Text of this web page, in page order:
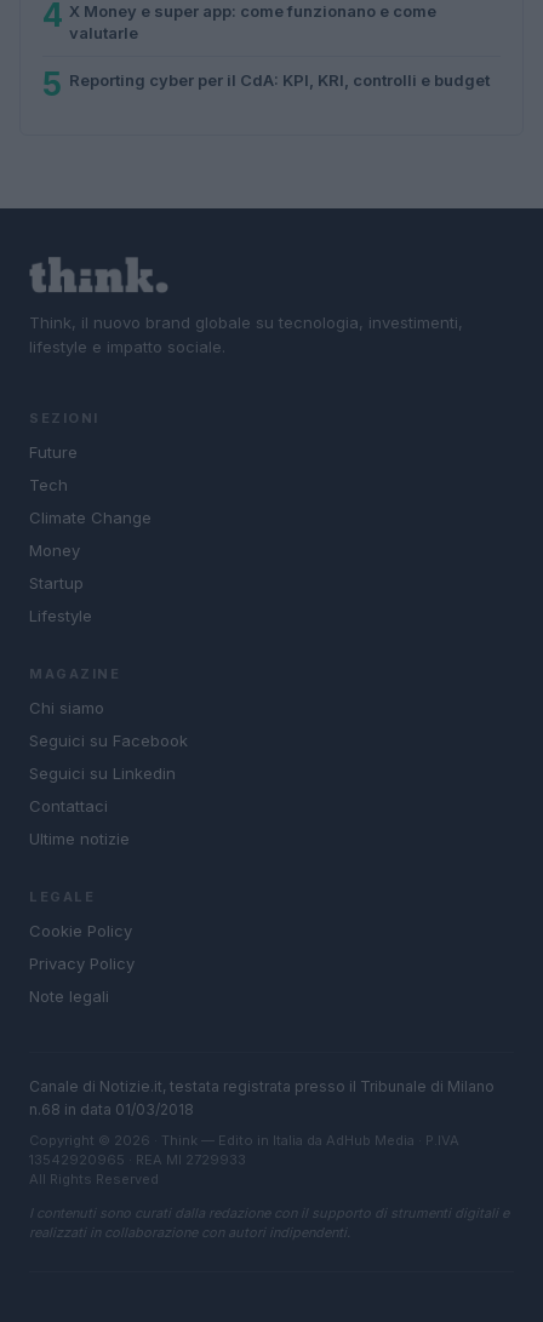
4 X Money e super app: come funzionano e come
valutarle
5 Reporting cyber per il CdA: KPI, KRI, controlli e budget
Think, il nuovo brand globale su tecnologia, investimenti,
lifestyle e impatto sociale.
SEZIONI
Future
Tech
Climate Change
Money
Startup
Lifestyle
MAGAZINE
Chi siamo
Seguici su Facebook
Seguici su Linkedin
Contattaci
Ultime notizie
LEGALE
Cookie Policy
Privacy Policy
Note legali
Canale di Notizie.it, testata registrata presso il Tribunale di Milano
n.68 in data 01/03/2018
Copyright © 2026 · Think — Edito in Italia da AdHub Media · P.IVA
13542920965 · REA MI 2729933
All Rights Reserved
I contenuti sono curati dalla redazione con il supporto di strumenti digitali e
realizzati in collaborazione con autori indipendenti.